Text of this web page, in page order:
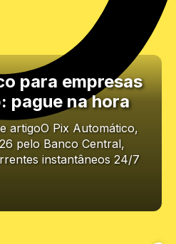
para empresas
pague na hora
artigoO Pix Automático,
pelo Banco Central,
instantâneos 24/7